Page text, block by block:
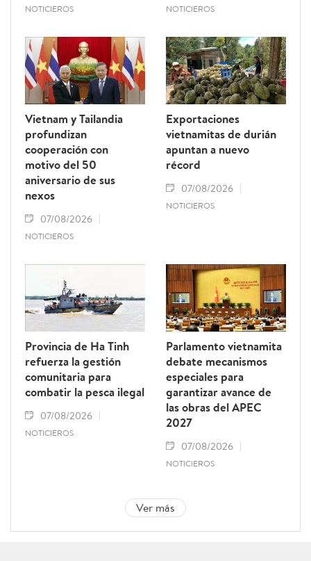
NOTICIEROS NOTICIEROS
Vietnam y Tailandia
profundizan
cooperación con
motivo del 50
aniversario de sus
nexos
07/08/2026
NOTICIEROS
Exportaciones
vietnamitas de durián
apuntan a nuevo
récord
07/08/2026
NOTICIEROS
Provincia de Ha Tinh
refuerza la gestión
comunitaria para
combatir la pesca ilegal
07/08/2026
NOTICIEROS
Parlamento vietnamita
debate mecanismos
especiales para
garantizar avance de
las obras del APEC
2027
07/08/2026
NOTICIEROS
Ver más